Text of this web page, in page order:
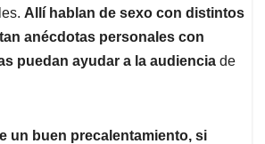
Allí hablan de sexo con distintos
anécdotas personales con
puedan ayudar a la audiencia de
un buen precalentamiento, si